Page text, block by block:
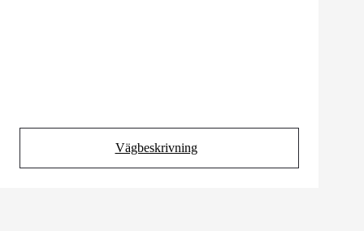
Vägbeskrivning
(Opens in new tab)